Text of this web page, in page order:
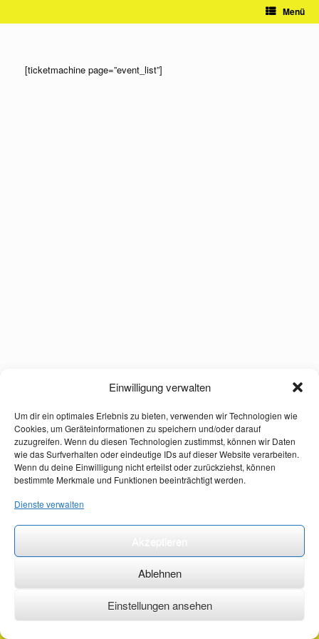
Einwilligung verwalten
Um dir ein optimales Erlebnis zu bieten, verwenden wir Technologien wie
Cookies, um Geräteinformationen zu speichern und/oder darauf
zuzugreifen. Wenn du diesen Technologien zustimmst, können wir Daten
wie das Surfverhalten oder eindeutige IDs auf dieser Website verarbeiten.
Wenn du deine Einwilligung nicht erteilst oder zurückziehst, können
bestimmte Merkmale und Funktionen beeinträchtigt werden.
Dienste verwalten
Ablehnen
Einstellungen ansehen
Menü
[ticketmachine page=”event_list”]
©2026 ·erstehilfekurs-mauch.de ·AGB ·Datenschutzerklärung ·Impressum ·